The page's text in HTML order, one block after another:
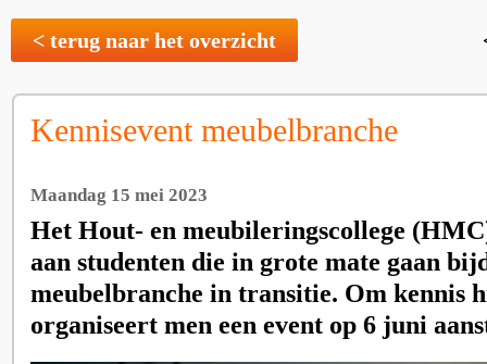
< terug naar het overzicht
Kennisevent meubelbranche
Maandag 15 mei 2023
Het Hout- en meubileringscollege
aan studenten die in grote mate gaan
meubelbranche in transitie. Om kennis
organiseert men een event op 6 juni